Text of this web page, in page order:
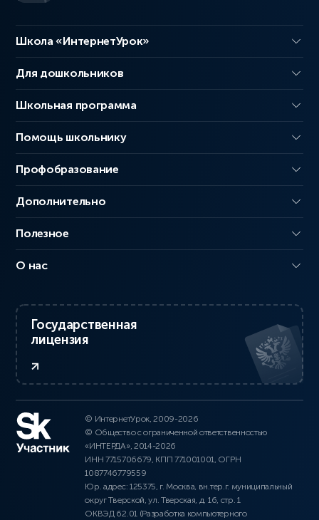
Школа «ИнтернетУрок»
Для дошкольников
Школьная программа
Помощь школьнику
Профобразование
Дополнительно
Полезное
О нас
Государственная
лицензия
© ИнтернетУрок, 2009-2026
© Общество с ограниченной ответственностью
«ИНТЕРДА», 2014-2026
ИНН 7715706679, КПП 771001001, ОГРН
1087746779559
Юр. адрес: 125375, г. Москва, вн.тер.г. муниципальный
округ Тверской, ул. Тверская, д. 16, стр. 1
ОКВЭД 62.01 (Разработка компьютерного